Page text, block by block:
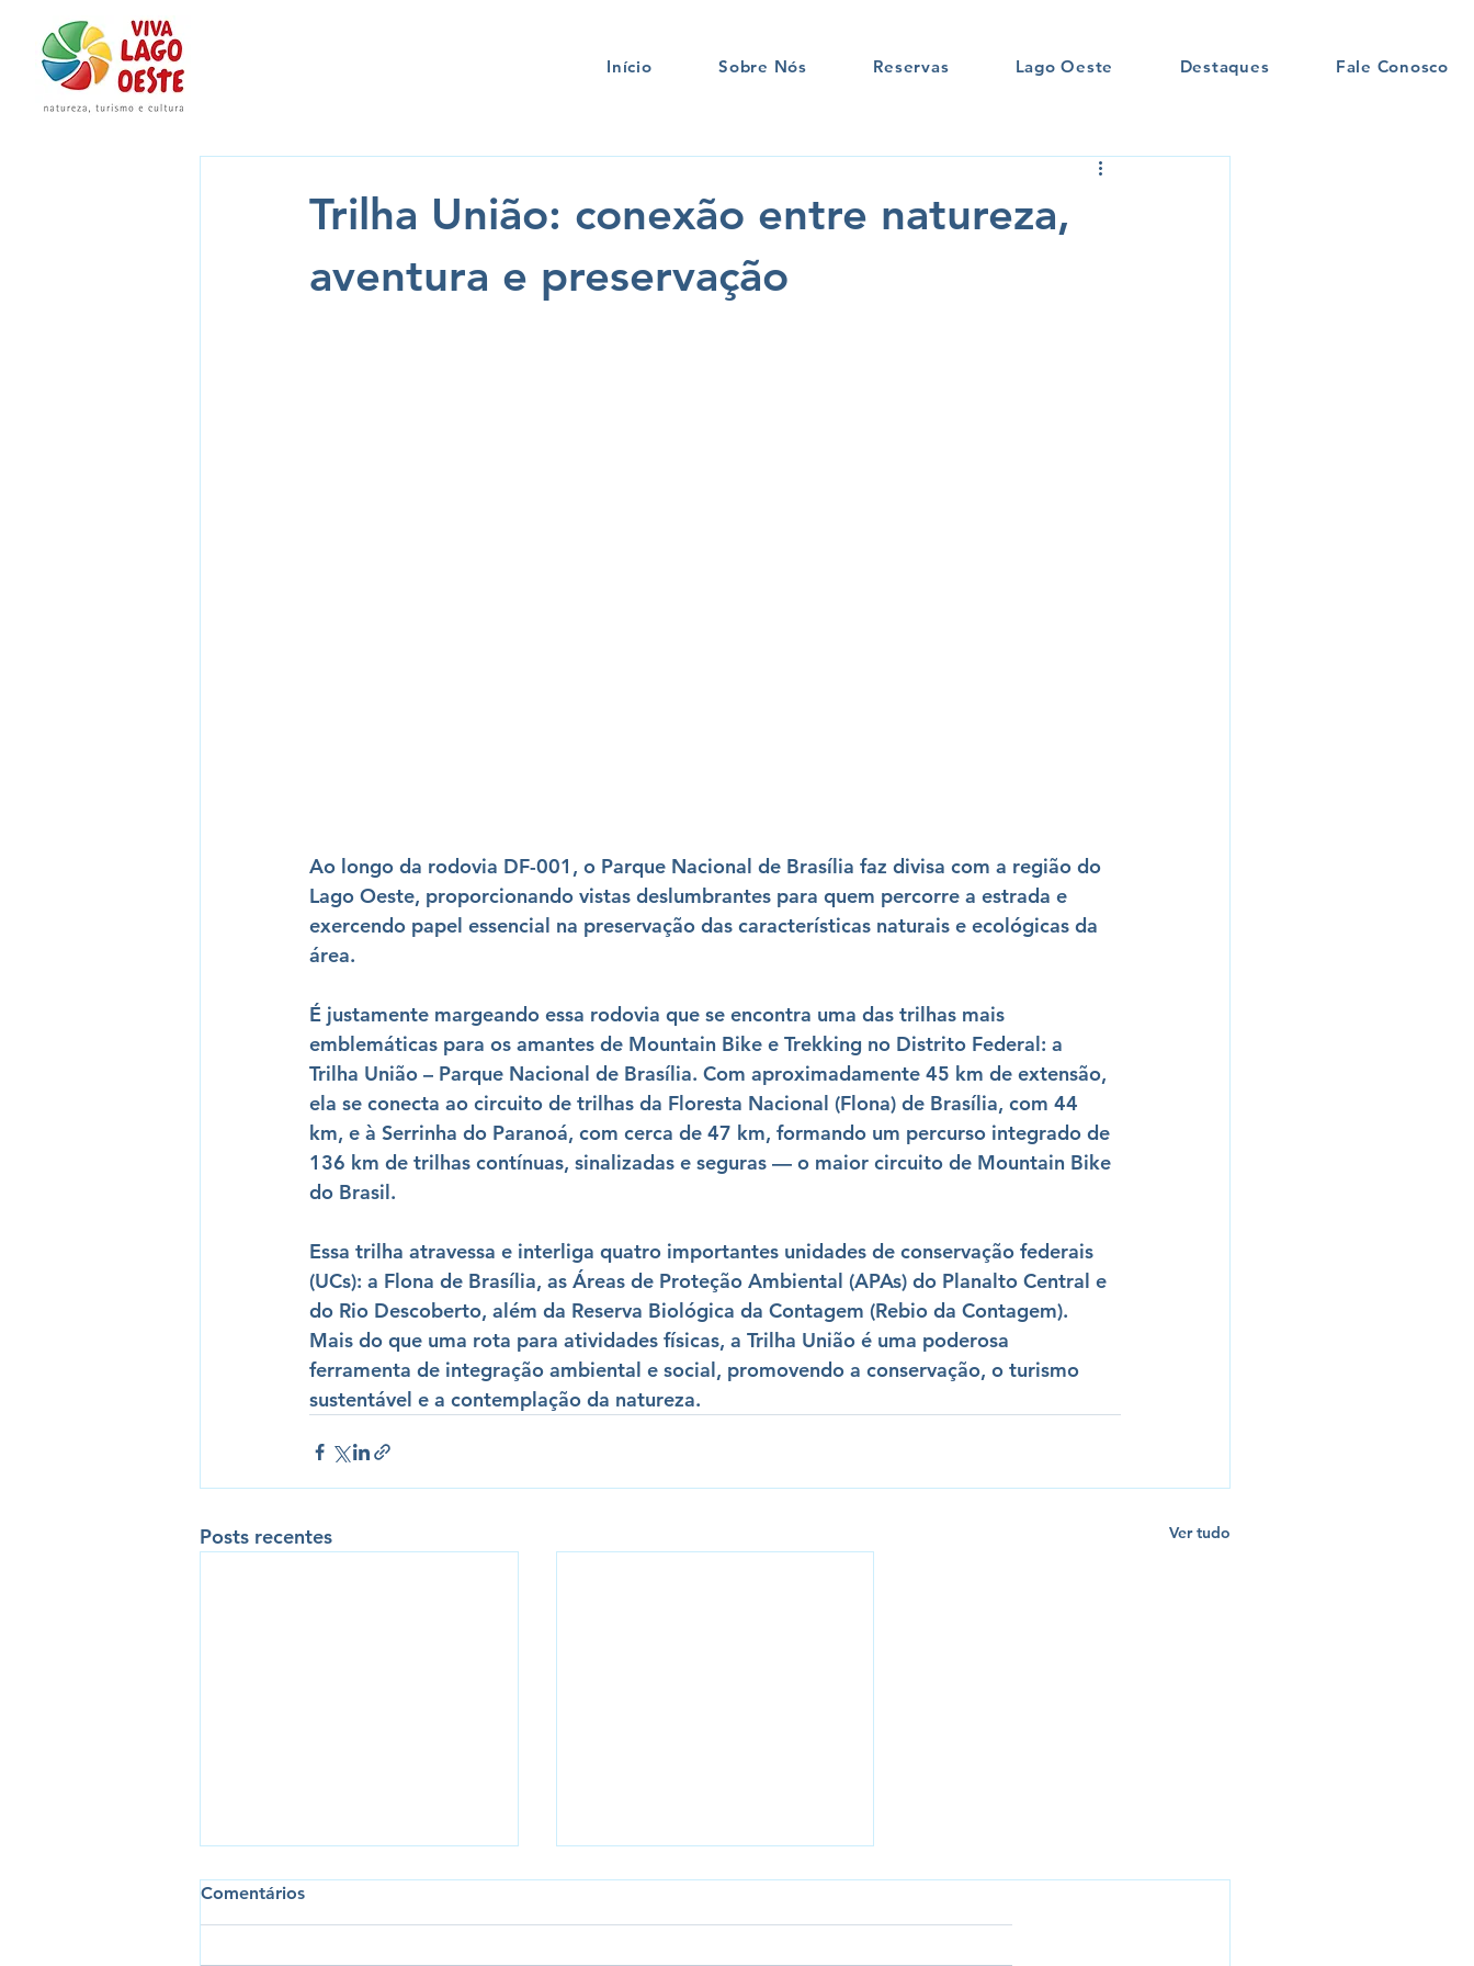
Início Sobre Nós Reservas Lago Oeste Destaques Fale Conosco
Trilha União: conexão entre natureza,
aventura e preservação
Ao longo da rodovia DF-001, o Parque Nacional de Brasília faz divisa com a região do
Lago Oeste, proporcionando vistas deslumbrantes para quem percorre a estrada e
exercendo papel essencial na preservação das características naturais e ecológicas da
área.
É justamente margeando essa rodovia que se encontra uma das trilhas mais
emblemáticas para os amantes de Mountain Bike e Trekking no Distrito Federal: a
Trilha União – Parque Nacional de Brasília. Com aproximadamente 45 km de extensão,
ela se conecta ao circuito de trilhas da Floresta Nacional (Flona) de Brasília, com 44
km, e à Serrinha do Paranoá, com cerca de 47 km, formando um percurso integrado de
136 km de trilhas contínuas, sinalizadas e seguras — o maior circuito de Mountain Bike
do Brasil.
Essa trilha atravessa e interliga quatro importantes unidades de conservação federais
(UCs): a Flona de Brasília, as Áreas de Proteção Ambiental (APAs) do Planalto Central e
do Rio Descoberto, além da Reserva Biológica da Contagem (Rebio da Contagem).
Mais do que uma rota para atividades físicas, a Trilha União é uma poderosa
ferramenta de integração ambiental e social, promovendo a conservação, o turismo
sustentável e a contemplação da natureza.
Posts recentes Ver tudo
Comentários